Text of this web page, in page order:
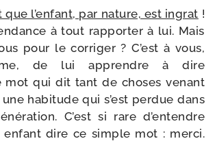
l’en­fant, par nature, est ingrat !
à tout rap­por­ter à lui. Mais
pour le cor­ri­ger ? C’est à vous,
de lui apprendre à dire
mot qui dit tant de choses venant
habi­tude qui s’est per­due dans
C’est si rare d’en­tendre
enfant dire ce simple mot : mer­ci.